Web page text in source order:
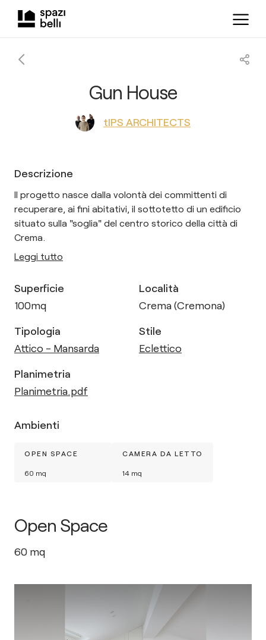
Gun House
tIPS ARCHITECTS
Descrizione
Il progetto nasce dalla volontà dei committenti di
recuperare, ai fini abitativi, il sottotetto di un edificio
situato sulla "soglia" del centro storico della città di
Crema.
Leggi tutto
Superficie
100mq
Località
Crema (Cremona)
Tipologia
Attico - Mansarda
Stile
Eclettico
Planimetria
Planimetria.pdf
Ambienti
OPEN SPACE
60 mq
CAMERA DA LETTO
14 mq
Open Space
60 mq